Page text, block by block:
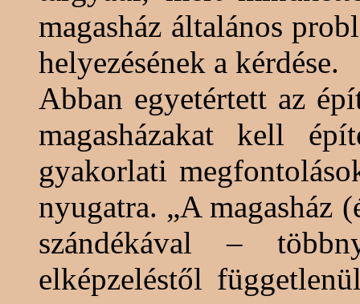
magasház általános
helyezésének a kérdése.
Abban egyetértett az
magasházakat kell
gyakorlati
nyugatra. „A magasház
szándékával –
elképzeléstől